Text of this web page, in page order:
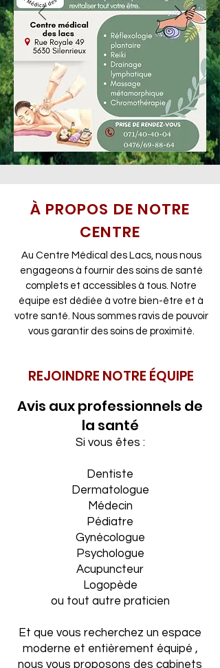
À PROPOS DE NOTRE
CENTRE
Au Centre Médical des Lacs, nous nous
engageons à fournir des soins de santé
complets et accessibles à tous. Notre
équipe est dédiée à votre bien-être et à
votre santé. Nous sommes ravis de pouvoir
vous garantir des soins de proximité.
REJOINDRE NOTRE ÉQUIPE
Avis aux professionnels de
la santé
Si vous êtes :
Dentiste
Dermatologue
Médecin
Pédiatre
Gynécologue
Psychologue
Acupuncteur
Logopède
ou tout autre praticien
Et que vous recherchez un espace
moderne et entièrement équipé ,
nous vous proposons des cabinets